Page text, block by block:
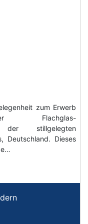
zum Erwerb
Flachglas-
der stillgelegten
Deutschland. Dieses